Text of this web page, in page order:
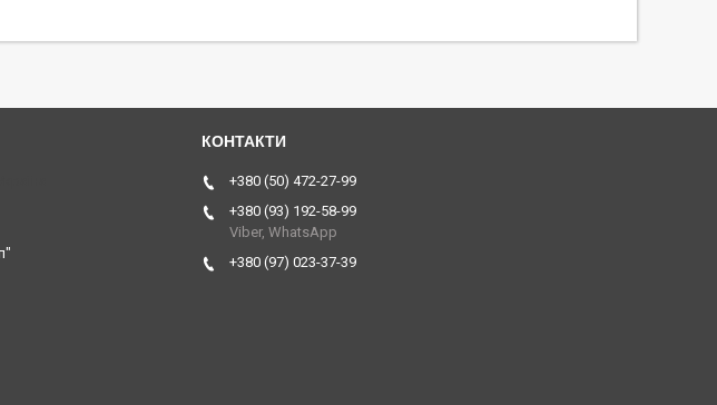
+380 (50) 472-27-99
+380 (93) 192-58-99
Viber, WhatsApp
+380 (97) 023-37-39